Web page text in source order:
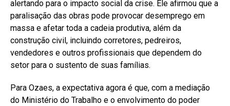
alertando para o impacto social da crise. Ele afirmou que a
paralisação das obras pode provocar desemprego em
massa e afetar toda a cadeia produtiva, além da
construção civil, incluindo corretores, pedreiros,
vendedores e outros profissionais que dependem do
setor para o sustento de suas famílias.
Para Ozaes, a expectativa agora é que, com a mediação
do Ministério do Trabalho e o envolvimento do poder